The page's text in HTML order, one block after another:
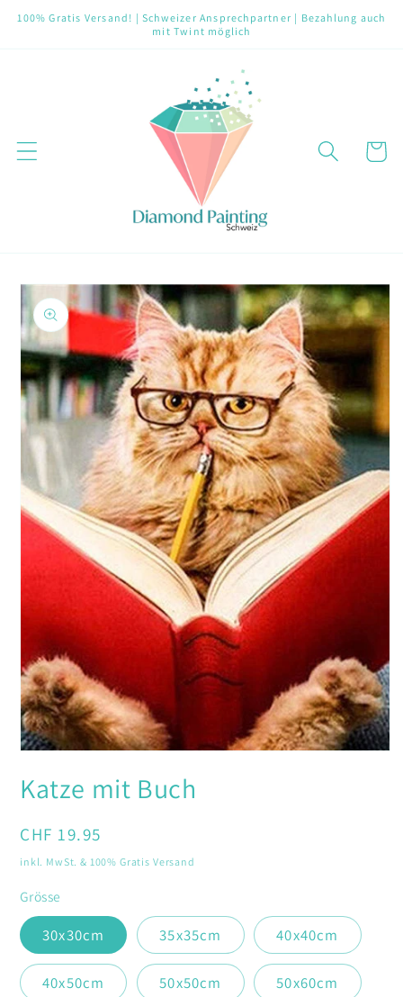
zum
100% Gratis Versand! | Schweizer Ansprechpartner | Bezahlung auch
mit Twint möglich
in
Modal
Katze mit Buch
Normaler
Preis
CHF 19.95
inkl. MwSt. & 100% Gratis Versand
Grösse
30x30cm 35x35cm 40x40cm
40x50cm 50x50cm 50x60cm